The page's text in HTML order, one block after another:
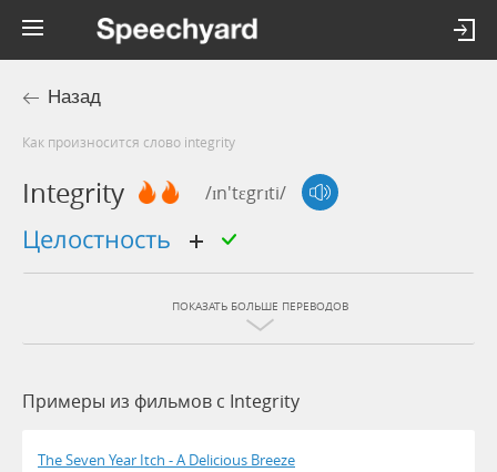
Назад
Как произносится слово integrity
Integrity /ɪn'tɛgrɪti/
целостность
ПОКАЗАТЬ БОЛЬШЕ ПЕРЕВОДОВ
Примеры из фильмов c Integrity
The Seven Year Itch - A Delicious Breeze